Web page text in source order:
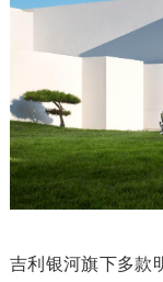
吉利银河旗下多款